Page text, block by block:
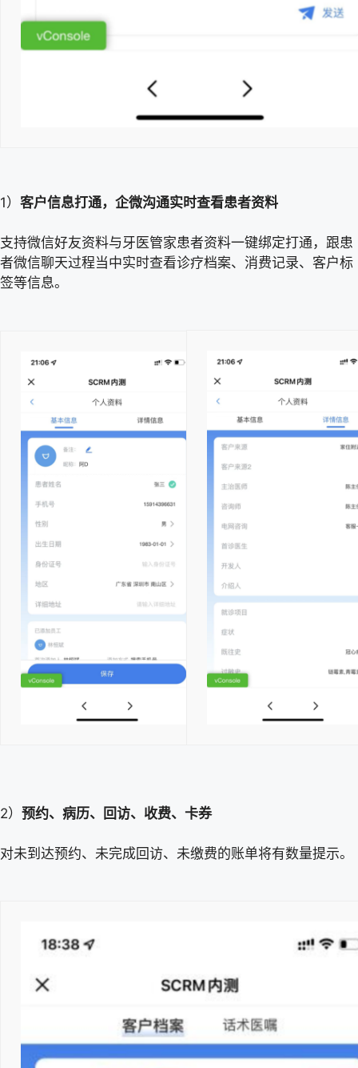
1） 客户信息打通，企微沟通实时查看患者资料
支持微信好友资料与牙医管家患者资料一键绑定打通，跟患
者微信聊天过程当中实时查看诊疗档案、消费记录、客户标
签等信息。
2） 预约、病历、回访、收费、卡券
对未到达预约、未完成回访、未缴费的账单将有数量提示。